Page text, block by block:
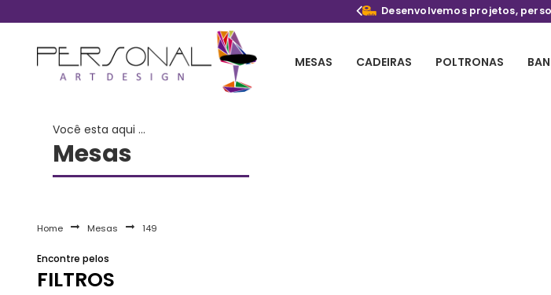
Desenvolvemos projetos,
MESAS CADEIRAS POLTRONAS
Você esta aqui ...
Mesas
Home Mesas 149
Encontre pelos
FILTROS